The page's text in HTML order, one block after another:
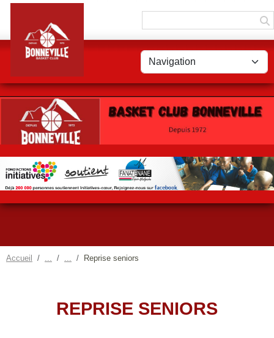
Accueil Reprise seniors
REPRISE SENIORS